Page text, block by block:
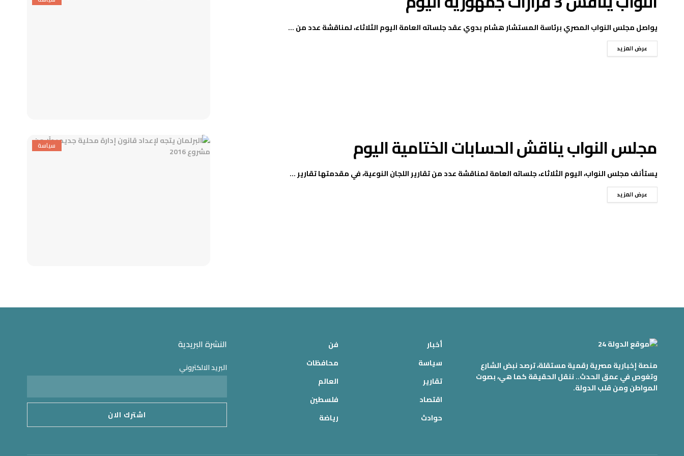
يواصل مجلس النواب المصري برئاسة المستشار هشام بدوي عقد جلساته العامة اليوم الثلاثاء، لمناقشة عدد من ...
عرض المزيد
سياسة مجلس النواب يناقش الحسابات الختامية اليوم
يستأنف مجلس النواب، اليوم الثلاثاء، جلساته العامة لمناقشة عدد من تقارير اللجان النوعية، في مقدمتها تقارير ...
عرض المزيد
منصة إخبارية مصرية رقمية مستقلة، ترصد نبض الشارع
وتغوص في عمق الحدث.. ننقل الحقيقة كما هي، بصوت
المواطن ومن قلب الدولة.
أخبار
سياسة
تقارير
اقتصاد
حوادث
فن
محافظات
العالم
فلسطين
رياضة
النشرة البريدية
البريد الالكتروني